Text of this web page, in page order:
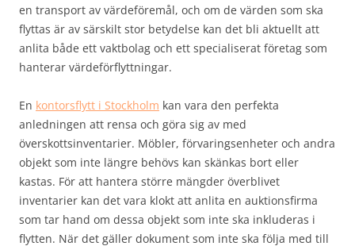
en transport av värdeföremål, och om de värden som ska
flyttas är av särskilt stor betydelse kan det bli aktuellt att
anlita både ett vaktbolag och ett specialiserat företag som
hanterar värdeförflyttningar.
En kontorsflytt i Stockholm kan vara den perfekta
anledningen att rensa och göra sig av med
överskottsinventarier. Möbler, förvaringsenheter och andra
objekt som inte längre behövs kan skänkas bort eller
kastas. För att hantera större mängder överblivet
inventarier kan det vara klokt att anlita en auktionsfirma
som tar hand om dessa objekt som inte ska inkluderas i
flytten. När det gäller dokument som inte ska följa med till